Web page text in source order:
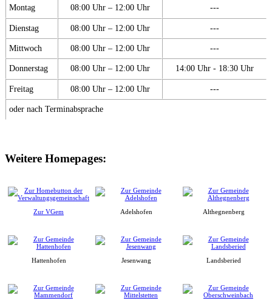
Montag 08:00 Uhr – 12:00 Uhr ---
Dienstag 08:00 Uhr – 12:00 Uhr ---
Mittwoch 08:00 Uhr – 12:00 Uhr ---
Donnerstag 08:00 Uhr – 12:00 Uhr 14:00 Uhr - 18:30 Uhr
Freitag 08:00 Uhr – 12:00 Uhr ---
oder nach Terminabsprache
Weitere Homepages:
Zur VGem Adelshofen Althegnenberg
Hattenhofen Jesenwang Landsberied